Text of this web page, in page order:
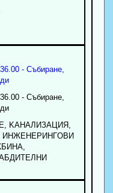
36.00 - Събиране,
- Събиране,
KAHAЛИЗAЦИЯ,
ИHЖEHEPИHГOBИ